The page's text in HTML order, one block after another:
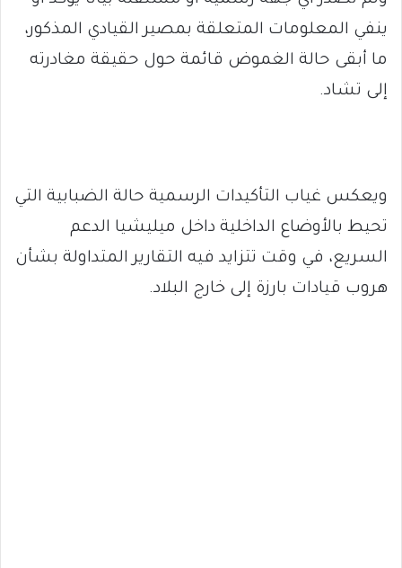
ينفي المعلومات المتعلقة بمصير القيادي المذكور،
ما أبقى حالة الغموض قائمة حول حقيقة مغادرته
إلى تشاد.
ويعكس غياب التأكيدات الرسمية حالة الضبابية التي
تحيط بالأوضاع الداخلية داخل ميليشيا الدعم
السريع، في وقت تتزايد فيه التقارير المتداولة بشأن
هروب قيادات بارزة إلى خارج البلاد.